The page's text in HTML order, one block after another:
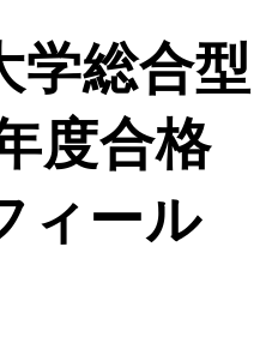
学総合型
度合格
ィール